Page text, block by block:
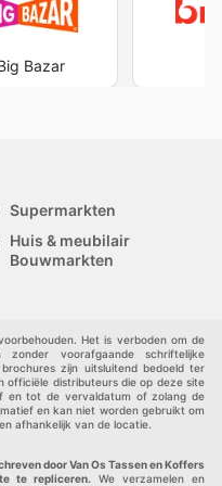
Bazar
Supermarkten
Huis & meubilair
Bouwmarkten
Het is verboden om de
voorafgaande schriftelijke
zijn uitsluitend bedoeld ter
officiële distributeurs die op deze site
en tot de vervaldatum of zolang de
en kan niet worden gebruikt om
afhankelijk van de locatie.
door Van Os Tassen en Koffers
te repliceren.We verzamelen en